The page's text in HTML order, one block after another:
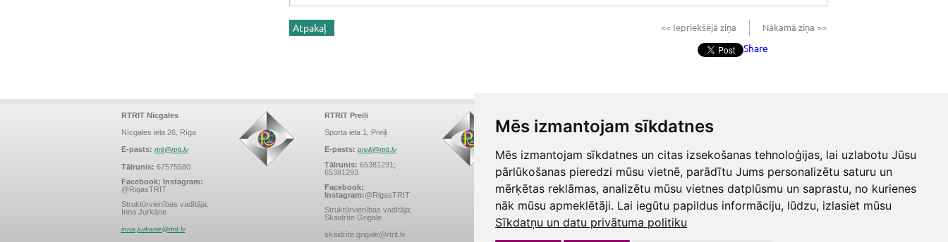
Mēs izmantojam sīkdatnes
Mēs izmantojam sīkdatnes un citas izsekošanas tehnoloģijas, lai uzlabotu Jūsu
pārlūkošanas pieredzi mūsu vietnē, parādītu Jums personalizētu saturu un
mērķētas reklāmas, analizētu mūsu vietnes datplūsmu un saprastu, no kurienes
nāk mūsu apmeklētāji. Lai iegūtu papildus informāciju, lūdzu, izlasiet mūsu
Sīkdatņu un datu privātuma politiku
Atpakaļ << Iepriekšējā ziņa Nākamā ziņa >>
Share
RTRIT Nīcgales
Nīcgales iela 26, Rīga
E-pasts: rtrit@rtrit.lv
Tālrunis: 67575580
Facebook; Instagram:
@RigasTRIT
Struktūrvienības vadītāja:
Inna Jurkāne
inna.jurkane@rtrit.lv
RTRIT Preiļi
Sporta iela 1, Preiļi
E-pasts: preili@rtrit.lv
Tālrunis: 65381291;
65381293
Facebook;
Instagram:@RigasTRIT
Struktūrvienības vadītāja:
Skaidrīte Grigale
skaidrīte.grigale@rtrit.lv
Augusta Deglava iela 41a,
E-pasts:
info.D41@rtrit.lv
Tālrunis:67147588
Facebook; Instagram:
@RigasTRIT
Struktūrvienības vadītājs:
Raimonds Ezerietis